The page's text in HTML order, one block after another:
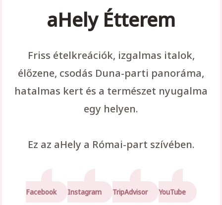
aHely Étterem
Friss ételkreációk, izgalmas italok,
élőzene, csodás Duna-parti panoráma,
hatalmas kert és a természet nyugalma
egy helyen.
Ez az aHely a Római-part szívében.
Facebook Instagram TripAdvisor YouTube